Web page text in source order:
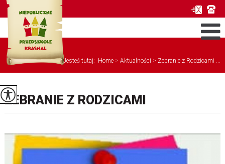
Jesteś tutaj: Home > Aktualności > Zebranie z Rodzicami ...
ZEBRANIE Z RODZICAMI